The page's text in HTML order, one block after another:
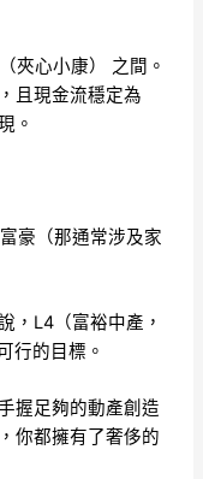
夾心小康） 之間。
且現金流穩定為
。
豪（那通常涉及家
，L4（富裕中產，
行的目標。
握足夠的動產創造
你都擁有了奢侈的